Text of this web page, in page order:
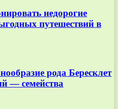
недорогие
путешествий в
рода Бересклет
— семейства